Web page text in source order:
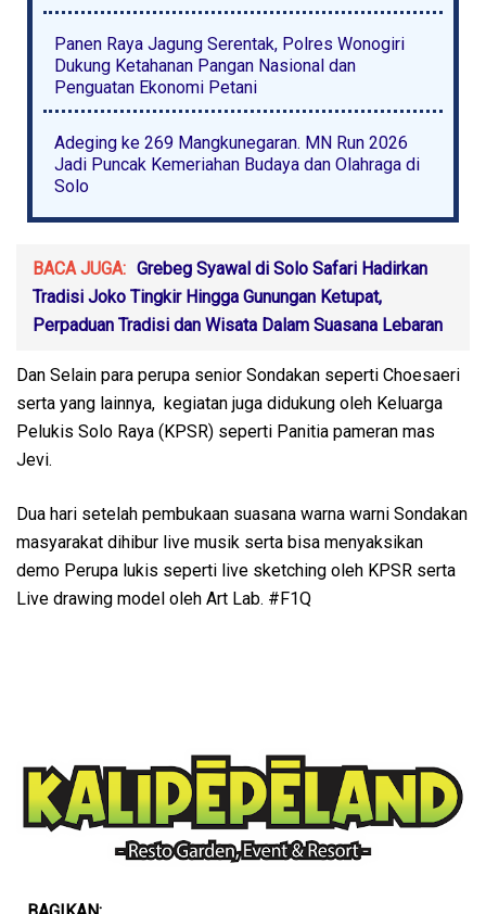
Panen Raya Jagung Serentak, Polres Wonogiri
Dukung Ketahanan Pangan Nasional dan
Penguatan Ekonomi Petani
Adeging ke 269 Mangkunegaran. MN Run 2026
Jadi Puncak Kemeriahan Budaya dan Olahraga di
Solo
BACA JUGA: Grebeg Syawal di Solo Safari Hadirkan
Tradisi Joko Tingkir Hingga Gunungan Ketupat,
Perpaduan Tradisi dan Wisata Dalam Suasana Lebaran
Dan Selain para perupa senior Sondakan seperti Choesaeri
serta yang lainnya, kegiatan juga didukung oleh Keluarga
Pelukis Solo Raya (KPSR) seperti Panitia pameran mas
Jevi.
Dua hari setelah pembukaan suasana warna warni Sondakan
masyarakat dihibur live musik serta bisa menyaksikan
demo Perupa lukis seperti live sketching oleh KPSR serta
Live drawing model oleh Art Lab. #F1Q